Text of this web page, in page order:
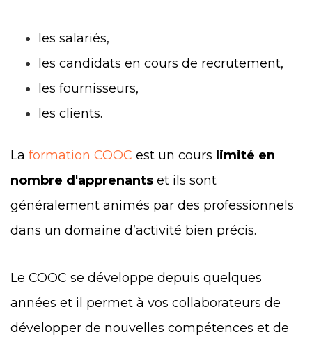
les salariés,
les candidats en cours de recrutement,
les fournisseurs,
les clients.
La formation COOC est un cours limité en
nombre d'apprenants et ils sont
généralement animés par des professionnels
dans un domaine d’activité bien précis.
Le COOC se développe depuis quelques
années et il permet à vos collaborateurs de
développer de nouvelles compétences et de